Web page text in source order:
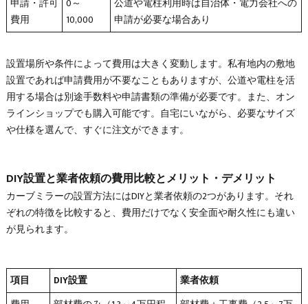
申請・許可
費用
0～
10,000
公道や電柱利用時は自治体・電力会社への
申請が必要な場合あり
設置場所や条件によって費用は大きく変動します。私有地内の敷地
設置であれば申請費用が不要なこともありますが、公道や電柱を活
用する場合は別途手数料や申請書類の準備が必要です。また、オン
ラインショップでも購入可能です。自宅にいながら、必要なサイズ
や仕様を選んで、すぐに注文ができます。
DIY設置と業者依頼の費用比較とメリット・デメリット
カーブミラーの設置方法にはDIYと業者依頼の2つがあります。それ
ぞれの特徴を比較すると、費用だけでなく安全面や耐久性にも違い
が見られます。
項目 DIY設置
業者依頼